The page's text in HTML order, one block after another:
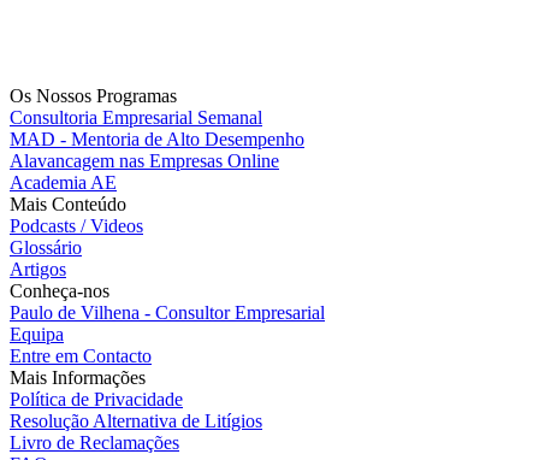
Os Nossos Programas
Consultoria Empresarial Semanal
MAD - Mentoria de Alto Desempenho
Alavancagem nas Empresas Online
Academia AE
Mais Conteúdo
Podcasts / Videos
Glossário
Artigos
Conheça-nos
Paulo de Vilhena - Consultor Empresarial
Equipa
Entre em Contacto
Mais Informações
Política de Privacidade
Resolução Alternativa de Litígios
Livro de Reclamações